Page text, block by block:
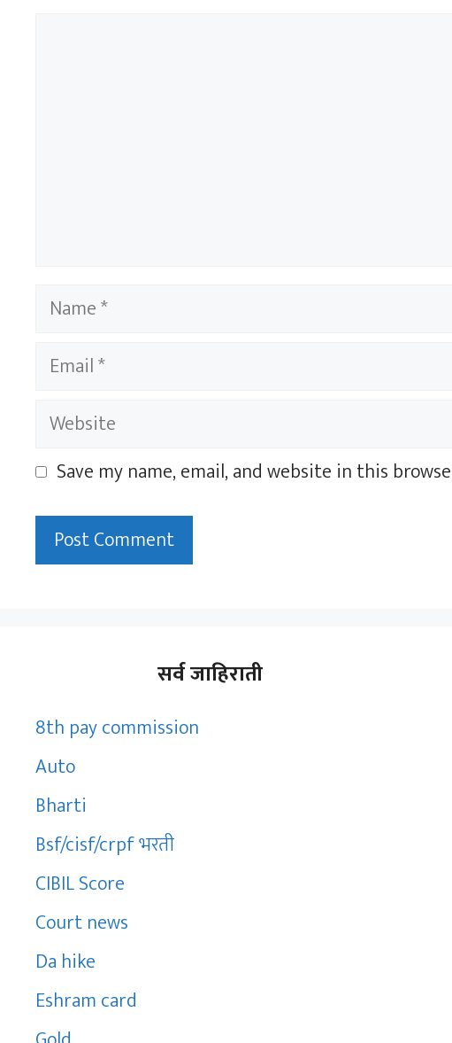
Name
Email
Website
Save my name, email, and website in this
सर्व जाहिराती
8th pay commission
Auto
Bharti
Bsf/cisf/crpf भरती
CIBIL Score
Court news
Da hike
Eshram card